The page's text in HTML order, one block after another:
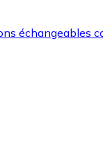
échangeables